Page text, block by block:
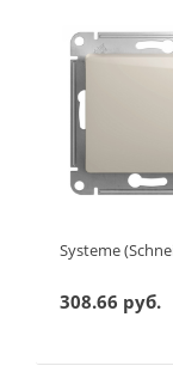
Systeme
308.66 руб.